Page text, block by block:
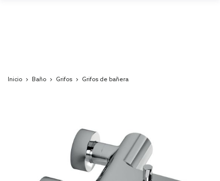
Inicio Baño Grifos Grifos de bañera